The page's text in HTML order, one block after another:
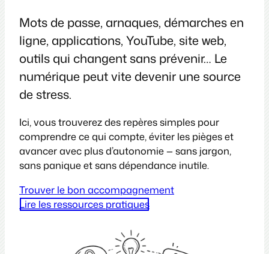
Mots de passe, arnaques, démarches en
ligne, applications, YouTube, site web,
outils qui changent sans prévenir… Le
numérique peut vite devenir une source
de stress.
Ici, vous trouverez des repères simples pour
comprendre ce qui compte, éviter les pièges et
avancer avec plus d’autonomie — sans jargon,
sans panique et sans dépendance inutile.
Trouver le bon accompagnement
Lire les ressources pratiques